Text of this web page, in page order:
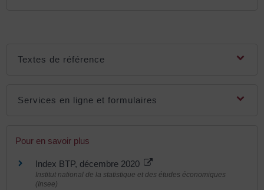
Textes de référence
Services en ligne et formulaires
Pour en savoir plus
Index BTP, décembre 2020
Institut national de la statistique et des études économiques
(Insee)